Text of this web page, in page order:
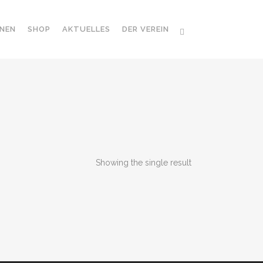
SHOP AKTUELLES DER VEREIN
Showing the single result